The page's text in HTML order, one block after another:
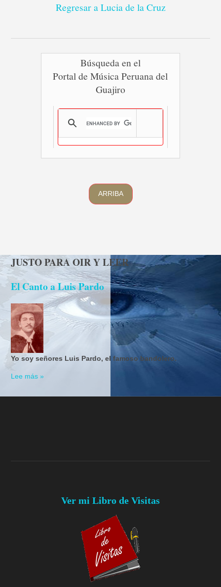
Regresar a Lucia de la Cruz
Búsqueda en el
Portal de Música Peruana del
Guajiro
ARRIBA
JUSTO PARA OIR Y LEER
El Canto a Luis Pardo
Yo soy señores Luis Pardo, el famoso bandolero.
Lee más »
Ver mi Libro de Visitas